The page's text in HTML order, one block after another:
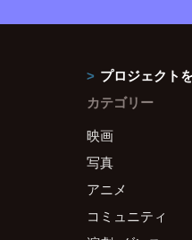
プロジェクト
カテゴリー
映画
写真
アニメ
コミュニティ